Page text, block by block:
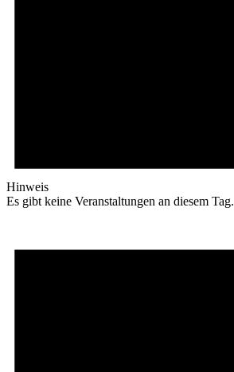
Hinweis
Es gibt keine Veranstaltungen an diesem Tag.